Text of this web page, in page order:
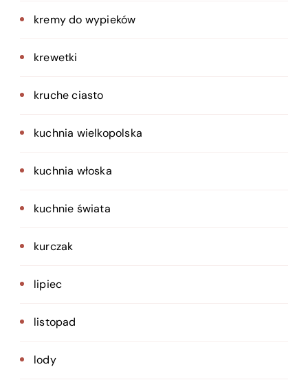
kremy do wypieków
krewetki
kruche ciasto
kuchnia wielkopolska
kuchnia włoska
kuchnie świata
kurczak
lipiec
listopad
lody